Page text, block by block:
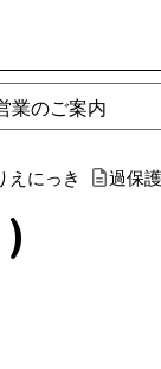
業のご案内
えにっき 過保